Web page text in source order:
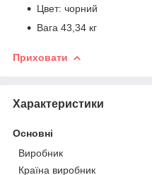
Цвет: чорний
Вага 43,34 кг
Приховати
Характеристики
Основні
Виробник
Країна виробник